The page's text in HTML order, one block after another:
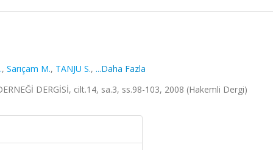
, Sarıçam M., TANJU S., ...Daha Fazla
DERGİSİ, cilt.14, sa.3, ss.98-103, 2008 (Hakemli Dergi)